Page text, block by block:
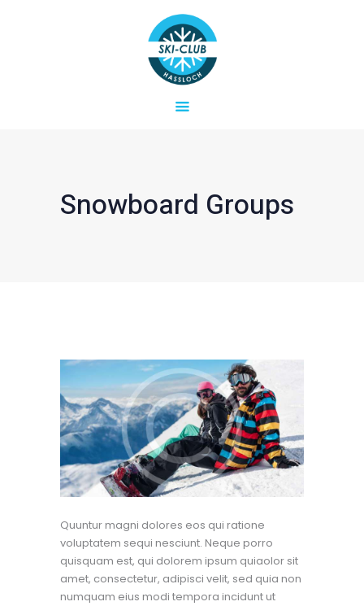
Snowboard Groups
SKICLUB HASSLOCH E.V.
Ski- und Snowboard-Freizeiten in der Region
Termine & Fahrten
Quuntur magni dolores eos qui ratione
voluptatem sequi nesciunt. Neque porro
quisquam est, qui dolorem ipsum quiaolor sit
amet, consectetur, adipisci velit, sed quia non
numquam eius modi tempora incidunt ut